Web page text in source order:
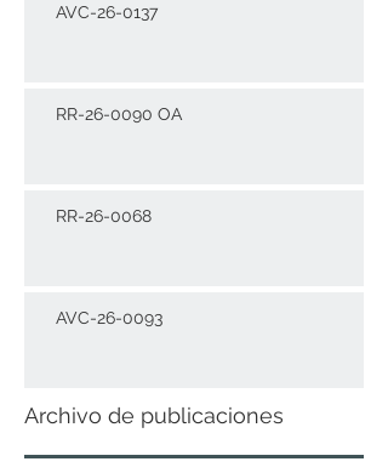
AVC-26-0137
RR-26-0090 OA
RR-26-0068
AVC-26-0093
Archivo de publicaciones